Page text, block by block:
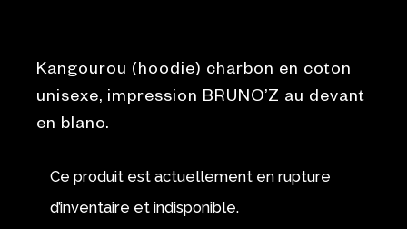
Kangourou (hoodie) charbon en coton
unisexe, impression BRUNO’Z au devant
en blanc.
Ce produit est actuellement en rupture
d’inventaire et indisponible.